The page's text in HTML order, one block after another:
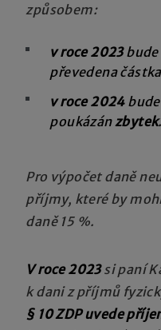
způsobem:
v roce 2023
převedena částka
v roce 2024bude
poukázán zbytek.
Pro výpočet daně
příjmy, které by
daně 15 %.
V roce 2023si paní
k dani z příjmů
§ 10 ZDP uvede